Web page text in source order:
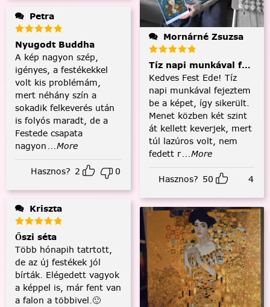
Petra
Nyugodt Buddha
A kép nagyon szép,
igényes, a festékekkel
volt kis problémám,
mert néhány szín a
sokadik felkeverés után
is folyós maradt, de a
Festede csapata
nagyon ...More
Hasznos? 2 0
Kriszta
Őszi séta
Több hónapih tatrtott,
de az új festékek jól
bírták. Elégedett vagyok
a képpel is, már fent van
a falon a többivel.🙂
Mornárné Zsuzsa
Tíz napi munkával
Kedves Fest Ede! Tíz
napi munkával fejeztem
be a képet, így sikerült.
Menet közben két szint
át kellett keverjek, mert
túl lazúros volt, nem
fedett r...More
Hasznos? 50 4